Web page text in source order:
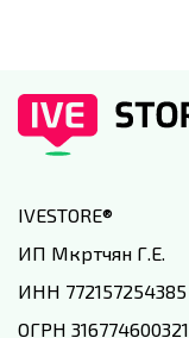
IVESTORE®
ИП Мкртчян Г.Е.
ИНН 772157254385
ОГРН